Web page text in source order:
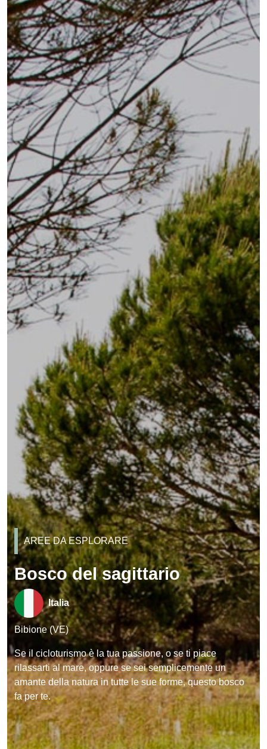
AREE DA ESPLORARE
Bosco del sagittario
Italia
Bibione (VE)
Se il cicloturismo è la tua passione, o se ti piace
rilassarti al mare, oppure se sei semplicemente un
amante della natura in tutte le sue forme, questo bosco
fa per te.